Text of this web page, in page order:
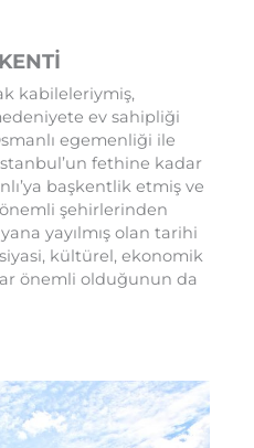
kabileleriymiş,
ev sahipliği
egemenliği ile
fethine kadar
başkentlik etmiş ve
şehirlerinden
yayılmış olan tarihi
kültürel, ekonomik
önemli olduğunun da